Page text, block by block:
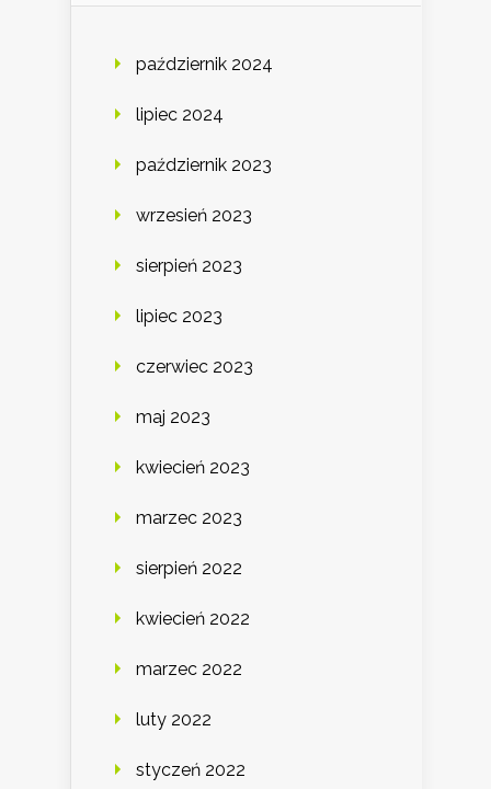
październik 2024
lipiec 2024
październik 2023
wrzesień 2023
sierpień 2023
lipiec 2023
czerwiec 2023
maj 2023
kwiecień 2023
marzec 2023
sierpień 2022
kwiecień 2022
marzec 2022
luty 2022
styczeń 2022